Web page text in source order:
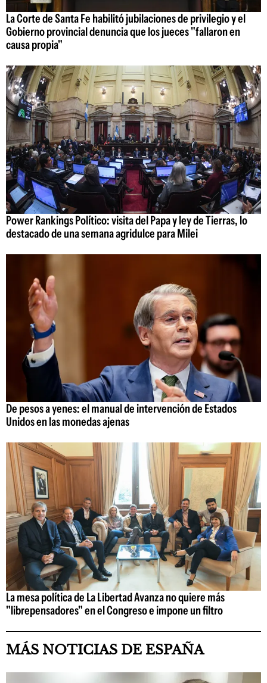
La Corte de Santa Fe habilitó jubilaciones de privilegio y el
Gobierno provincial denuncia que los jueces "fallaron en
causa propia"
Power Rankings Político: visita del Papa y ley de Tierras, lo
destacado de una semana agridulce para Milei
De pesos a yenes: el manual de intervención de Estados
Unidos en las monedas ajenas
La mesa política de La Libertad Avanza no quiere más
"librepensadores" en el Congreso e impone un filtro
MÁS NOTICIAS DE ESPAÑA